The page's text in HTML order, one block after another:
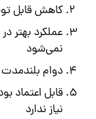
کاهش قابل
عملکرد بهتر
نمی‌شود
دوام
قابل اعتماد
نیاز ندارد